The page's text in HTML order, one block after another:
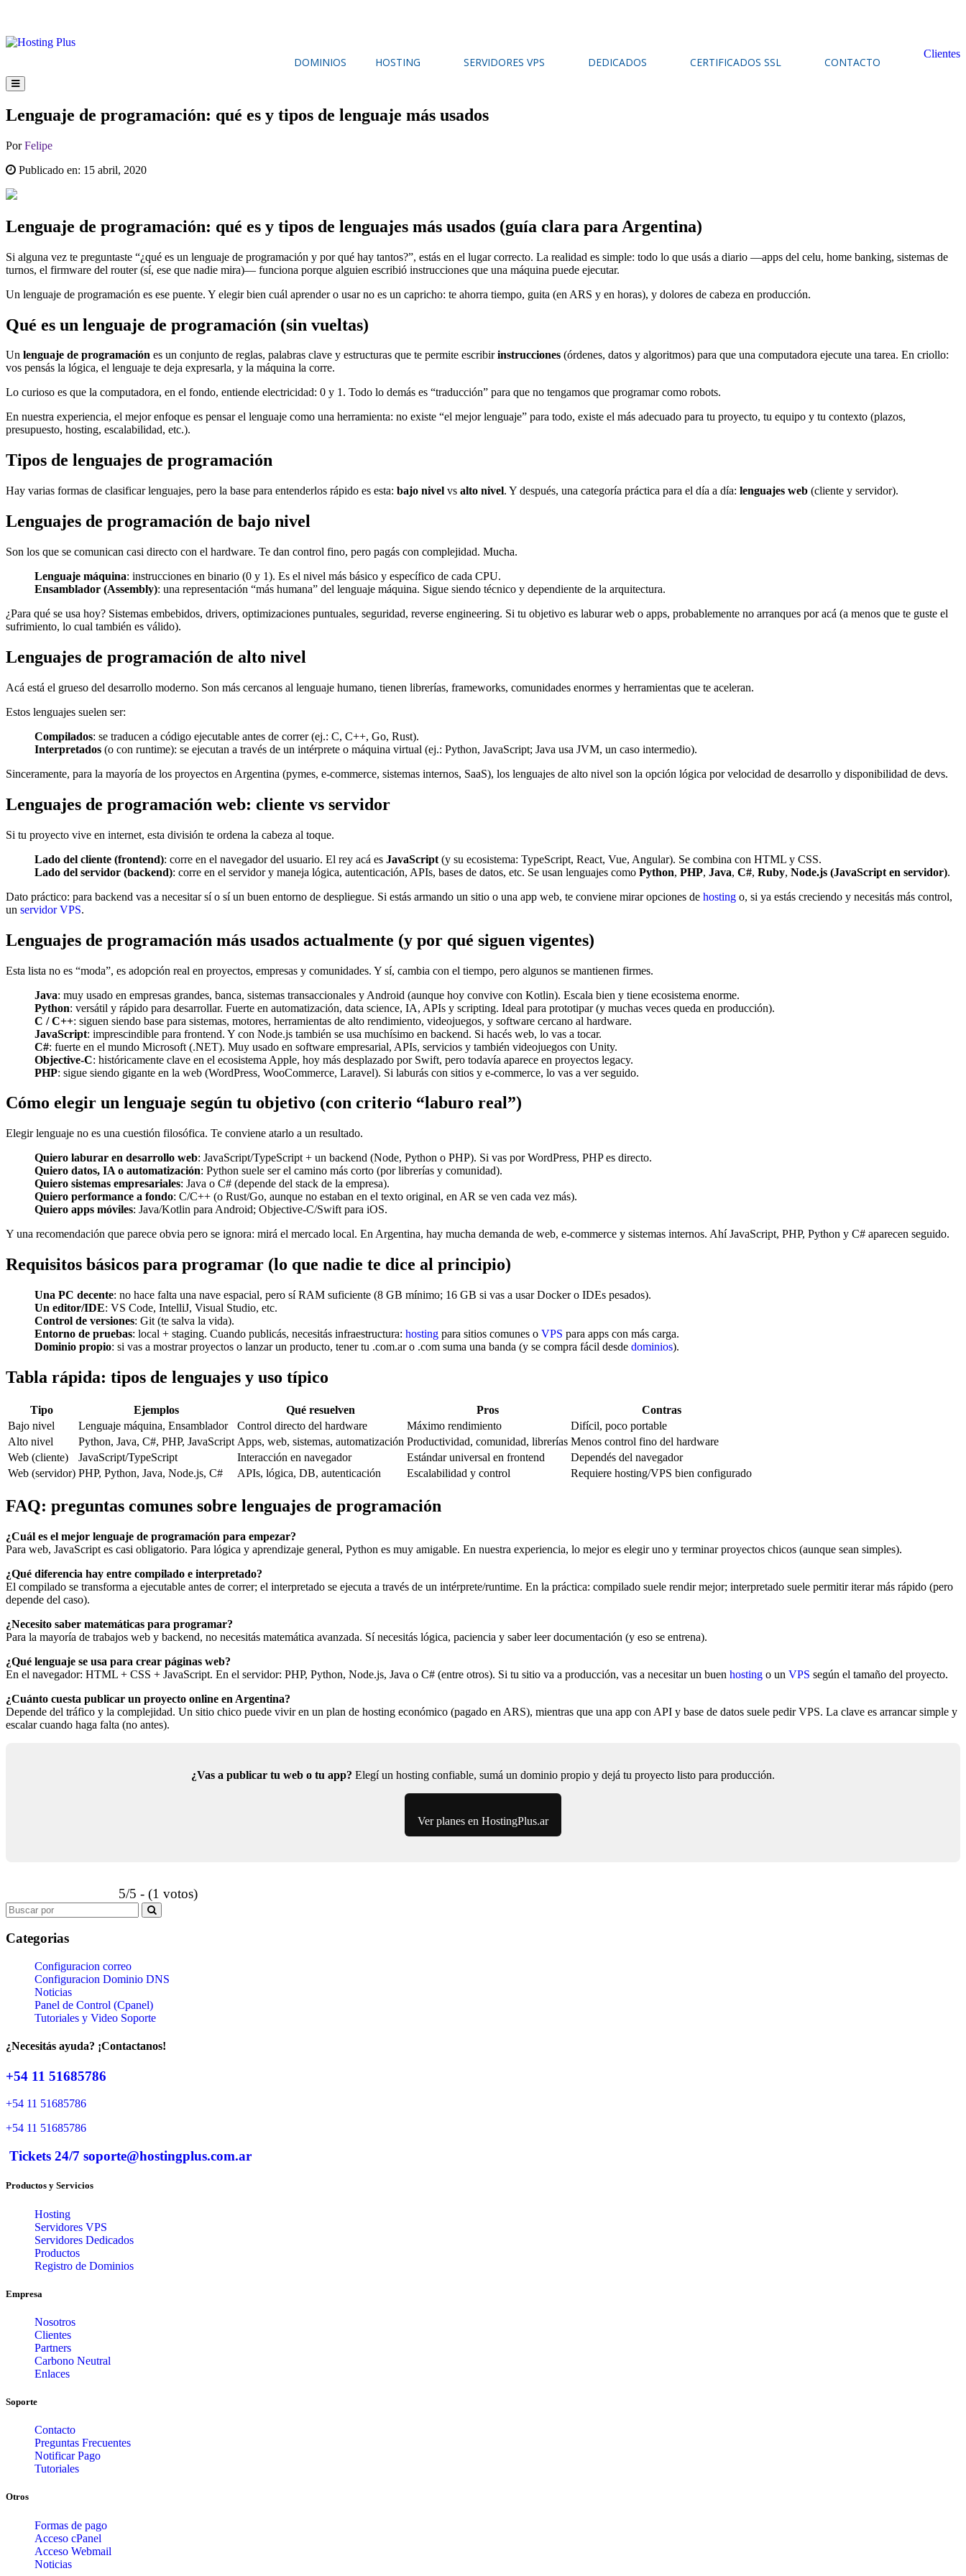
Clientes
DOMINIOS HOSTING SERVIDORES VPS DEDICADOS CERTIFICADOS SSL CONTACTO
Lenguaje de programación: qué es y tipos de lenguaje más usados
PorFelipe
Publicado en: 15 abril, 2020
Lenguaje de programación: qué es y tipos de lenguajes más usados (guía clara para Argentina)
Si alguna vez te preguntaste “¿qué es un lenguaje de programación y por qué hay tantos?”, estás en el lugar correcto. La realidad es simple: todo lo que usás a diario —apps del celu, home banking, sistemas de
turnos, el firmware del router (sí, ese que nadie mira)— funciona porque alguien escribió instrucciones que una máquina puede ejecutar.
Un lenguaje de programación es ese puente. Y elegir bien cuál aprender o usar no es un capricho: te ahorra tiempo, guita (en ARS y en horas), y dolores de cabeza en producción.
Qué es un lenguaje de programación (sin vueltas)
Un lenguaje de programación es un conjunto de reglas, palabras clave y estructuras que te permite escribirinstrucciones (órdenes, datos y algoritmos) para que una computadora ejecute una tarea. En criollo:
vos pensás la lógica, el lenguaje te deja expresarla, y la máquina la corre.
Lo curioso es que la computadora, en el fondo, entiende electricidad: 0 y 1. Todo lo demás es “traducción” para que no tengamos que programar como robots.
En nuestra experiencia, el mejor enfoque es pensar el lenguaje como una herramienta: no existe “el mejor lenguaje” para todo, existe el más adecuado para tu proyecto, tu equipo y tu contexto (plazos,
presupuesto, hosting, escalabilidad, etc.).
Tipos de lenguajes de programación
Hay varias formas de clasificar lenguajes, pero la base para entenderlos rápido es esta: bajo nivel vs alto nivel. Y después, una categoría práctica para el día a día: lenguajes web (cliente y servidor).
Lenguajes de programación de bajo nivel
Son los que se comunican casi directo con el hardware. Te dan control fino, pero pagás con complejidad. Mucha.
Lenguaje máquina: instrucciones en binario (0 y 1). Es el nivel más básico y específico de cada CPU.
Ensamblador (Assembly): una representación “más humana” del lenguaje máquina. Sigue siendo técnico y dependiente de la arquitectura.
¿Para qué se usa hoy? Sistemas embebidos, drivers, optimizaciones puntuales, seguridad, reverse engineering. Si tu objetivo es laburar web o apps, probablemente no arranques por acá (a menos que te guste el
sufrimiento, lo cual también es válido).
Lenguajes de programación de alto nivel
Acá está el grueso del desarrollo moderno. Son más cercanos al lenguaje humano, tienen librerías, frameworks, comunidades enormes y herramientas que te aceleran.
Estos lenguajes suelen ser:
Compilados: se traducen a código ejecutable antes de correr (ej.: C, C++, Go, Rust).
Interpretados (o con runtime): se ejecutan a través de un intérprete o máquina virtual (ej.: Python, JavaScript; Java usa JVM, un caso intermedio).
Sinceramente, para la mayoría de los proyectos en Argentina (pymes, e-commerce, sistemas internos, SaaS), los lenguajes de alto nivel son la opción lógica por velocidad de desarrollo y disponibilidad de devs.
Lenguajes de programación web: cliente vs servidor
Si tu proyecto vive en internet, esta división te ordena la cabeza al toque.
Lado del cliente (frontend): corre en el navegador del usuario. El rey acá es JavaScript (y su ecosistema: TypeScript, React, Vue, Angular). Se combina con HTML y CSS.
Lado del servidor (backend): corre en el servidor y maneja lógica, autenticación, APIs, bases de datos, etc. Se usan lenguajes como Python, PHP, Java, C#, Ruby, Node.js (JavaScript en servidor).
Dato práctico: para backend vas a necesitar sí o sí un buen entorno de despliegue. Si estás armando un sitio o una app web, te conviene mirar opciones de hosting o, si ya estás creciendo y necesitás más control,
un servidor VPS.
Lenguajes de programación más usados actualmente (y por qué siguen vigentes)
Esta lista no es “moda”, es adopción real en proyectos, empresas y comunidades. Y sí, cambia con el tiempo, pero algunos se mantienen firmes.
Java: muy usado en empresas grandes, banca, sistemas transaccionales y Android (aunque hoy convive con Kotlin). Escala bien y tiene ecosistema enorme.
Python: versátil y rápido para desarrollar. Fuerte en automatización, data science, IA, APIs y scripting. Ideal para prototipar (y muchas veces queda en producción).
C / C++: siguen siendo base para sistemas, motores, herramientas de alto rendimiento, videojuegos, y software cercano al hardware.
JavaScript: imprescindible para frontend. Y con Node.js también se usa muchísimo en backend. Si hacés web, lo vas a tocar.
C#: fuerte en el mundo Microsoft (.NET). Muy usado en software empresarial, APIs, servicios y también videojuegos con Unity.
Objective-C: históricamente clave en el ecosistema Apple, hoy más desplazado por Swift, pero todavía aparece en proyectos legacy.
PHP: sigue siendo gigante en la web (WordPress, WooCommerce, Laravel). Si laburás con sitios y e-commerce, lo vas a ver seguido.
Cómo elegir un lenguaje según tu objetivo (con criterio “laburo real”)
Elegir lenguaje no es una cuestión filosófica. Te conviene atarlo a un resultado.
Quiero laburar en desarrollo web: JavaScript/TypeScript + un backend (Node, Python o PHP). Si vas por WordPress, PHP es directo.
Quiero datos, IA o automatización: Python suele ser el camino más corto (por librerías y comunidad).
Quiero sistemas empresariales: Java o C# (depende del stack de la empresa).
Quiero performance a fondo: C/C++ (o Rust/Go, aunque no estaban en el texto original, en AR se ven cada vez más).
Quiero apps móviles: Java/Kotlin para Android; Objective-C/Swift para iOS.
Y una recomendación que parece obvia pero se ignora: mirá el mercado local. En Argentina, hay mucha demanda de web, e-commerce y sistemas internos. Ahí JavaScript, PHP, Python y C# aparecen seguido.
Requisitos básicos para programar (lo que nadie te dice al principio)
Una PC decente: no hace falta una nave espacial, pero sí RAM suficiente (8 GB mínimo; 16 GB si vas a usar Docker o IDEs pesados).
Un editor/IDE: VS Code, IntelliJ, Visual Studio, etc.
Control de versiones: Git (te salva la vida).
Entorno de pruebas: local + staging. Cuando publicás, necesitás infraestructura: hosting para sitios comunes o VPS para apps con más carga.
Dominio propio: si vas a mostrar proyectos o lanzar un producto, tener tu .com.ar o .com suma una banda (y se compra fácil desde dominios).
Tabla rápida: tipos de lenguajes y uso típico
Tipo Ejemplos Qué resuelven Pros
Contras
Bajo nivel
Lenguaje máquina, Ensamblador Control directo del hardware Máximo rendimiento
Difícil, poco portable
Alto nivel
Python, Java, C#, PHP, JavaScript Apps, web, sistemas, automatización Productividad, comunidad, librerías Menos control fino del hardware
Web (cliente)
JavaScript/TypeScript Interacción en navegador Estándar universal en frontend
Dependés del navegador
Web (servidor) PHP, Python, Java, Node.js, C# APIs, lógica, DB, autenticación Escalabilidad y control Requiere hosting/VPS bien configurado
FAQ: preguntas comunes sobre lenguajes de programación
¿Cuál es el mejor lenguaje de programación para empezar?
Para web, JavaScript es casi obligatorio. Para lógica y aprendizaje general, Python es muy amigable. En nuestra experiencia, lo mejor es elegir uno y terminar proyectos chicos (aunque sean simples).
¿Qué diferencia hay entre compilado e interpretado?
El compilado se transforma a ejecutable antes de correr; el interpretado se ejecuta a través de un intérprete/runtime. En la práctica: compilado suele rendir mejor; interpretado suele permitir iterar más rápido (pero
depende del caso).
¿Necesito saber matemáticas para programar?
Para la mayoría de trabajos web y backend, no necesitás matemática avanzada. Sí necesitás lógica, paciencia y saber leer documentación (y eso se entrena).
¿Qué lenguaje se usa para crear páginas web?
En el navegador: HTML + CSS + JavaScript. En el servidor: PHP, Python, Node.js, Java o C# (entre otros). Si tu sitio va a producción, vas a necesitar un buen hosting o un VPS según el tamaño del proyecto.
¿Cuánto cuesta publicar un proyecto online en Argentina?
Depende del tráfico y la complejidad. Un sitio chico puede vivir en un plan de hosting económico (pagado en ARS), mientras que una app con API y base de datos suele pedir VPS. La clave es arrancar simple y
escalar cuando haga falta (no antes).
¿Vas a publicar tu web o tu app? Elegí un hosting confiable, sumá un dominio propio y dejá tu proyecto listo para producción.
Ver planes en HostingPlus.ar
5/5 - (1 votos)
Search
for:
Categorias
Configuracion correo
Configuracion Dominio DNS
Noticias
Panel de Control (Cpanel)
Tutoriales y Video Soporte
¿Necesitás ayuda? ¡Contactanos!
+54 11 51685786
+54 11 51685786
+54 11 51685786
Tickets 24/7 soporte@hostingplus.com.ar
Productos y Servicios
Hosting
Servidores VPS
Servidores Dedicados
Productos
Registro de Dominios
Empresa
Nosotros
Clientes
Partners
Carbono Neutral
Enlaces
Soporte
Contacto
Preguntas Frecuentes
Notificar Pago
Tutoriales
Otros
Formas de pago
Acceso cPanel
Acceso Webmail
Noticias